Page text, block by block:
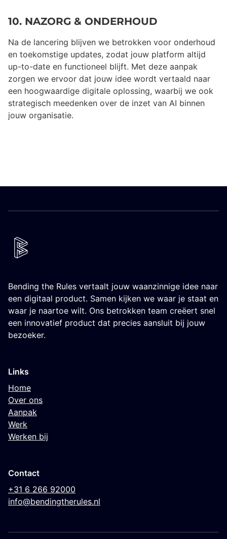
10. NAZORG & ONDERHOUD
Na de lancering blijven we betrokken voor onderhoud
en toekomstige updates, zodat jouw platform altijd
up-to-date en functioneel blijft. Met deze aanpak
zorgen we ervoor dat jouw idee wordt vertaald naar
een hoogwaardige digitale oplossing, waarbij we ook
strategisch meedenken over de inzet van AI binnen
jouw organisatie.
Bending the Rules vertaalt jouw waanzinnige idee naar
een digitaal product. Samen kijken we waar je staat en
waar je naartoe wilt. Ons betrokken team creëert snel
een innovatief product dat precies aansluit bij jouw
bezoeker.
Links
Home
Over ons
Aanpak
Werk
Werken bij
Contact
+31 6 266 92000
info@bendingtherules.nl